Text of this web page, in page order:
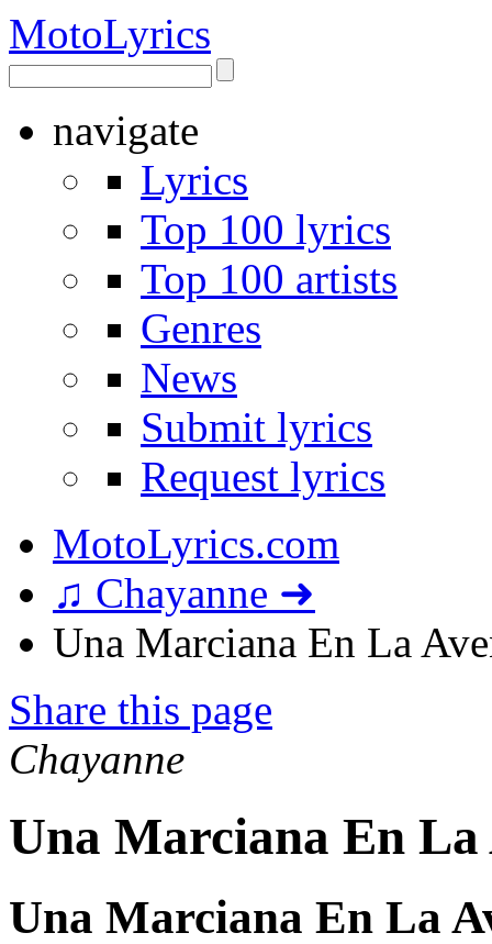
MotoLyrics
navigate
Lyrics
Top 100 lyrics
Top 100 artists
Genres
News
Submit lyrics
Request lyrics
MotoLyrics.com
♫ Chayanne ➜
Una Marciana En La
Share this page
Chayanne
Una Marciana En
Una Marciana En La